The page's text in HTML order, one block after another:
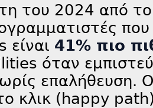
του 2024 από
είναι 41% πιο
όταν
επαλήθευση.
κλικ (happy